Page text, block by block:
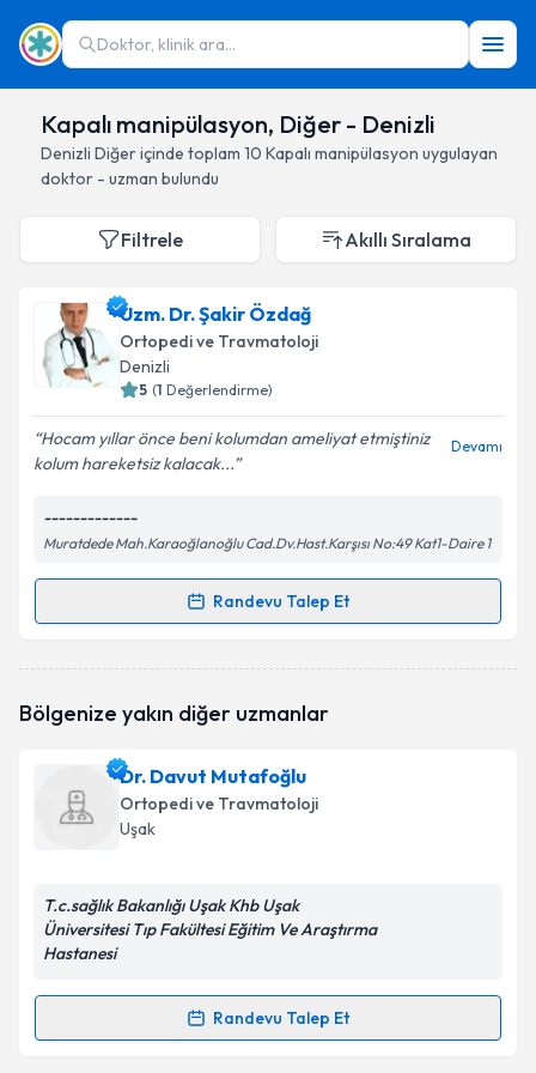
Doktor, klinik ara...
Kapalı manipülasyon, Diğer - Denizli
Denizli Diğeriçinde toplam 10 Kapalı manipülasyon uygulayan
doktor - uzman bulundu
Filtrele Akıllı Sıralama
Uzm. Dr. Şakir Özdağ
Ortopedi ve Travmatoloji
Denizli
5 (1 Değerlendirme)
Hocam yıllar önce beni kolumdan ameliyat etmiştiniz
kolum hareketsiz kalacak...
Devamı
-------------
Muratdede Mah.Karaoğlanoğlu Cad.Dv.Hast.Karşısı No:49 Kat1-Daire 1
Randevu Talep Et
Randevu Takvimi Talebi
oluşturun. Size bu uzmandan randevu almanız için bir
E-posta Adresiniz
Kişisel verilerimin işlenmesine ilişkin
Metni'ni okudum ve kişisel verilerimin belirtilen
kapsamda işlenmesini kabul ediyorum.
Takvim Talebini Gönder
Bölgenize yakın diğer uzmanlar
Dr. Davut Mutafoğlu
Ortopedi ve Travmatoloji
Uşak
T.c.sağlık Bakanlığı Uşak Khb Uşak
Üniversitesi Tıp Fakültesi Eğitim Ve Araştırma
Hastanesi
Randevu Talep Et
Randevu Takvimi Talebi